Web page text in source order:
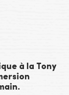
à la Tony